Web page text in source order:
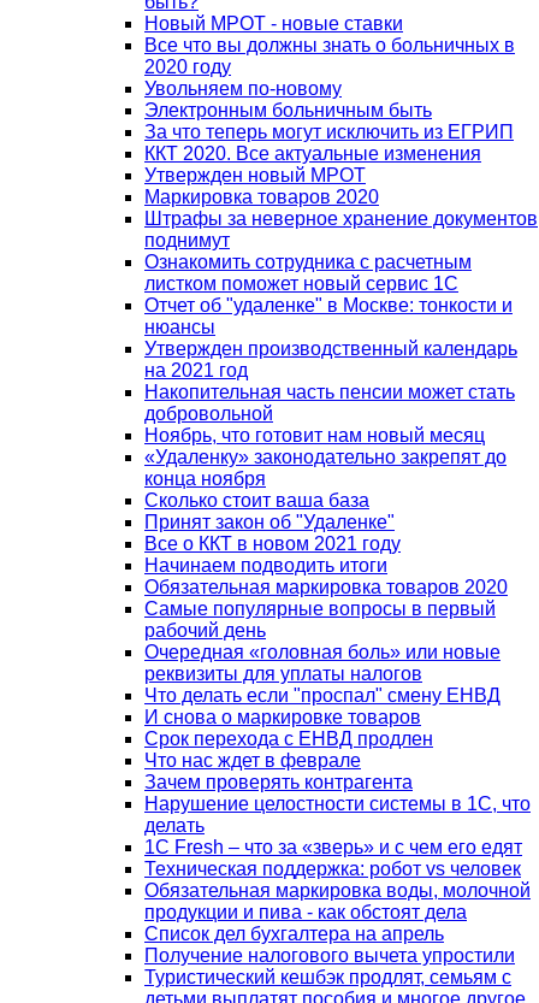
Новый МРОТ - новые ставки
Все что вы должны знать о больничных в
2020 году
Увольняем по-новому
Электронным больничным быть
За что теперь могут исключить из ЕГРИП
ККТ 2020. Все актуальные изменения
Утвержден новый МРОТ
Маркировка товаров 2020
Штрафы за неверное хранение документов
поднимут
Ознакомить сотрудника с расчетным
листком поможет новый сервис 1С
Отчет об "удаленке" в Москве: тонкости и
нюансы
Утвержден производственный календарь
на 2021 год
Накопительная часть пенсии может стать
добровольной
Ноябрь, что готовит нам новый месяц
«Удаленку» законодательно закрепят до
конца ноября
Сколько стоит ваша база
Принят закон об "Удаленке"
Все о ККТ в новом 2021 году
Начинаем подводить итоги
Обязательная маркировка товаров 2020
Самые популярные вопросы в первый
рабочий день
Очередная «головная боль» или новые
реквизиты для уплаты налогов
Что делать если "проспал" смену ЕНВД
И снова о маркировке товаров
Срок перехода с ЕНВД продлен
Что нас ждет в феврале
Зачем проверять контрагента
Нарушение целостности системы в 1С, что
делать
1С Fresh – что за «зверь» и с чем его едят
Техническая поддержка: робот vs человек
Обязательная маркировка воды, молочной
продукции и пива - как обстоят дела
Список дел бухгалтера на апрель
Получение налогового вычета упростили
Туристический кешбэк продлят, семьям с